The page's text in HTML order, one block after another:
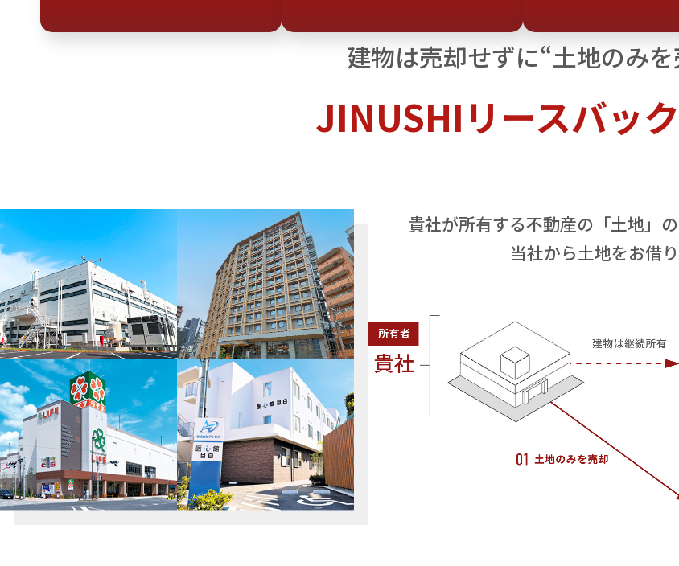
建物は売却せずに“土地のみ
JINUSHIリースバック
貴社が所有する不動産の「土地」
当社から土地をお借り